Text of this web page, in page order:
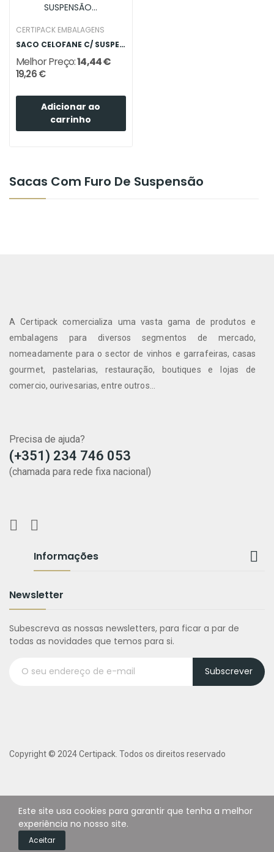
Certipack
Sacas Com Furo De Suspensão
CERTIPACK EMBALAGENS
SACO CELOFANE C/ SUSPENSÃO 230X320
Melhor Preço:14,44 €
19,26 €
Adicionar ao
carrinho
A Certipack comercializa uma vasta gama de produtos e
embalagens para diversos segmentos de mercado,
nomeadamente para o sector de vinhos e garrafeiras, casas
gourmet, pastelarias, restauração, boutiques e lojas de
comercio, ourivesarias, entre outros...
Precisa de ajuda?
(+351) 234 746 053
(chamada para rede fixa nacional)
Informações 
Newsletter
Subescreva as nossas newsletters, para ficar a par de
todas as novidades que temos para si.
Subscrever
Copyright © 2024 Certipack. Todos os direitos reservado
Este site usa cookies para garantir que tenha a melhor
experiência no nosso site.
Aceitar